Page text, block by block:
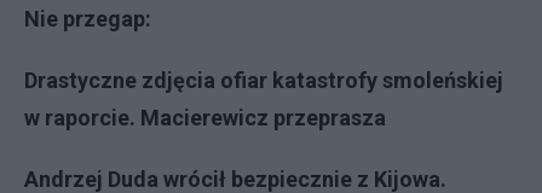
Nie przegap:
Drastyczne zdjęcia ofiar katastrofy smoleńskiej
w raporcie. Macierewicz przeprasza
Andrzej Duda wrócił bezpiecznie z Kijowa.